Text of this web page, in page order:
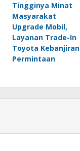
Tingginya Minat
Masyarakat
Upgrade Mobil,
Layanan Trade-In
Toyota Kebanjiran
Permintaan